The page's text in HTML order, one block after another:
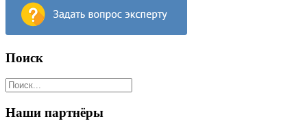
Поиск
Наши партнёры